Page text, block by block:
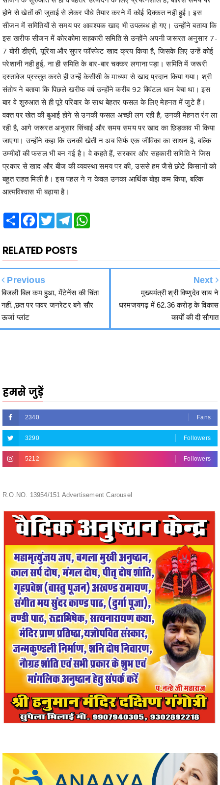
होने से खेतों की जुताई से लेकर पौधे तैयार करने में कोई दिक्कत नही हुई। इस
सीजन में समितियों से समय पर आवश्यक खाद भी उपलब्ध हो गए। उन्होंने बताया कि
इस खरीफ सीजन में कोरकोमा सहकारी समिति से उन्होंने अपनी जरूरत अनुसार 7-
7 बोरी डीएपी, यूरिया और सुपर फॉस्फेट खाद क्रय किया है, जिसके लिए उन्हें कोई
परेशानी नही हुई, ना ही समिति के बार-बार चक्कर लगाना पड़ा। समिति में जरूरी
दस्तावेज प्रस्तुत करते ही उन्हें केसीसी के माध्यम से खाद प्रदान किया गया। श्री
संतोष ने बताया कि पिछले खरीफ वर्ष उन्होंने करीब 92 क्विंटल धान बेचा था। इस
बार वे शुरुआत से ही पूरे परिवार के साथ बेहतर फसल के लिए मेहनत में जुटे हैं।
वक्त पर खेत की बुआई होने से उनकी फसल अच्छी लग रही है, उनकी मेहनत रंग ला
रही है, आगे जरूरत अनुसार सिंचाई और समय समय पर खाद का छिड़काव भी किया
जाएगा। उन्होंने कहा कि उनकी खेती न अब सिर्फ एक जीविका का साधन है, बल्कि
उम्मीदों की फसल भी बन गई है। वे कहते हैं, सरकार और सहकारी समिति ने जिस
प्रकार से खाद और बीज की व्यवस्था समय पर की, उससे हम जैसे छोटे किसानों को
बहुत राहत मिली है। इस पहल ने न केवल उनका आर्थिक बोझ कम किया, बल्कि
आत्मविश्वास भी बढ़ाया है।
Share Facebook
Twitter Telegram
RELATED POSTS
Previous
बिजली बिल कम हुआ, मेंटेनेंस की चिंता
नहीं.,छत पर पावर जनरेटर बने सौर
ऊर्जा प्लांट
Next
मुख्यमंत्री श्री विष्णुदेव साय ने
धरमजयगढ़ में 62.36 करोड़ के विकास
कार्यों की दी सौगात
हमसे जुड़ें
2340 Fans
3290 Followers
5212 Followers
R.O.NO. 13954/151 Advertisement Carousel